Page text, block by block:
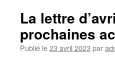
La lettre
prochaines
Publié le23 avril 2023 par